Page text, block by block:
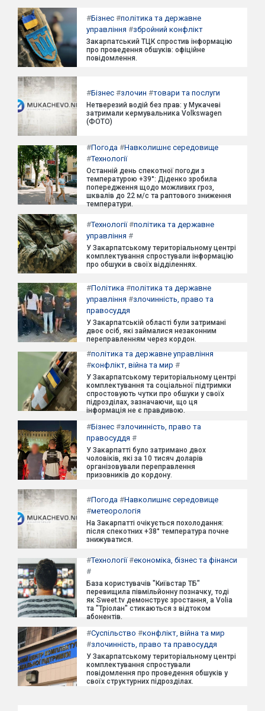
#Бізнес #політика та державне
управління #збройний конфлікт
Закарпатський ТЦК спростив інформацію
про проведення обшуків: офіційне
повідомлення.
#Бізнес #злочин #товари та послуги
Нетверезий водій без прав: у Мукачеві
затримали кермувальника Volkswagen
(ФОТО)
#Погода #Навколишнє середовище
#Технології
Останній день спекотної погоди з
температурою +39°: Діденко зробила
попередження щодо можливих гроз,
шквалів до 22 м/с та раптового зниження
температури.
#Технології#політика та державне
управління #
У Закарпатському територіальному центрі
комплектування спростували інформацію
про обшуки в своїх відділеннях.
#Політика #політика та державне
управління #злочинність, право та
правосуддя
У Закарпатській області були затримані
двоє осіб, які займалися незаконним
переправленням через кордон.
#політика та державне управління
#конфлікт, війна та мир #
У Закарпатському територіальному центрі
комплектування та соціальної підтримки
спростовують чутки про обшуки у своїх
підрозділах, зазначаючи, що ця
інформація не є правдивою.
#Бізнес #злочинність, право та
правосуддя #
У Закарпатті було затримано двох
чоловіків, які за 10 тисяч доларів
організовували переправлення
призовників до кордону.
#Погода #Навколишнє середовище
#метеорологія
На Закарпатті очікується похолодання:
після спекотних +38° температура почне
знижуватися.
#Технології#економіка, бізнес та фінанси
#
База користувачів "Київстар ТБ"
перевищила півмільйонну позначку, тоді
як Sweet.tv демонструє зростання, а Volia
та "Тріолан" стикаються з відтоком
абонентів.
#Суспільство #конфлікт, війна та мир
#злочинність, право та правосуддя
У Закарпатському територіальному центрі
комплектування спростували
повідомлення про проведення обшуків у
своїх структурних підрозділах.